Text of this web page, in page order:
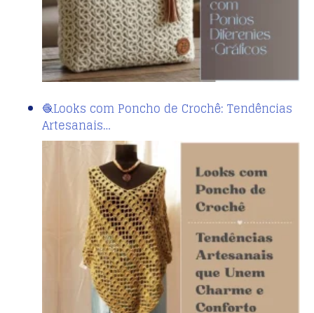
🧶Looks com Poncho de Crochê: Tendências
Artesanais…